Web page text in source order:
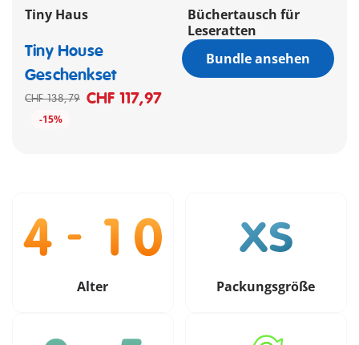
Tiny Haus
Büchertausch für
Leseratten
Tiny House
Geschenkset
CHF 138,79 CHF 117,97
-15%
Bundle ansehen
Alter Packungsgröße